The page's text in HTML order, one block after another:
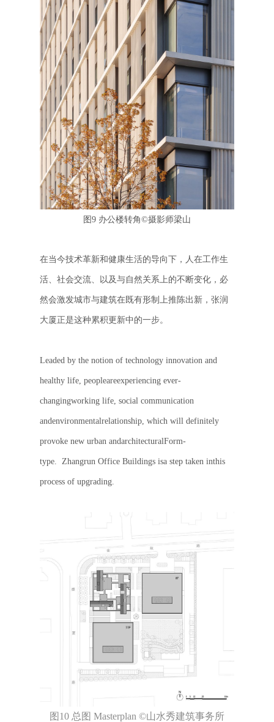
图9 办公楼转角©摄影师梁山
在当今技术革新和健康生活的导向下，人在工作生
活、社会交流、以及与自然关系上的不断变化，必
然会激发城市与建筑在既有形制上推陈出新，张润
大厦正是这种累积更新中的一步。
Leaded by the notion of technology innovation and
healthy life, peopleareexperiencing ever-
changingworking life, social communication
andenvironmentalrelationship, which will definitely
provoke new urban andarchitecturalForm-
type. Zhangrun Office Buildings isa step taken inthis
process of upgrading.
图10 总图 Masterplan ©山水秀建筑事务所